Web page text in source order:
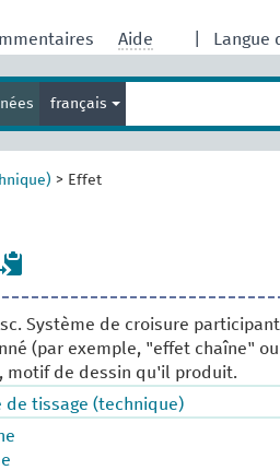
Aide
français
terme
de
> Effet
Système de croisure
(par exemple, "effet chaîne"
motif de dessin qu'il produit.
de tissage (technique)